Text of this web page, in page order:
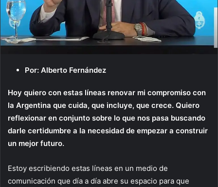
Por: Alberto Fernández
Hoy quiero con estas líneas renovar mi compromiso con
la Argentina que cuida, que incluye, que crece. Quiero
reflexionar en conjunto sobre lo que nos pasa buscando
darle certidumbre a la necesidad de empezar a construir
un mejor futuro.
Estoy escribiendo estas líneas en un medio de
comunicación que día a día abre su espacio para que